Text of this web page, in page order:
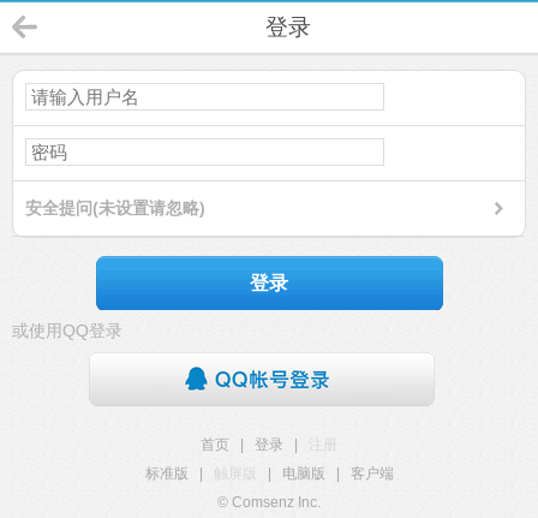
登录
安全提问(未设置请忽略)
登录
或使用QQ登录
首页 登录
注册
标准版
触屏版 电脑版
客户端
© Comsenz Inc.